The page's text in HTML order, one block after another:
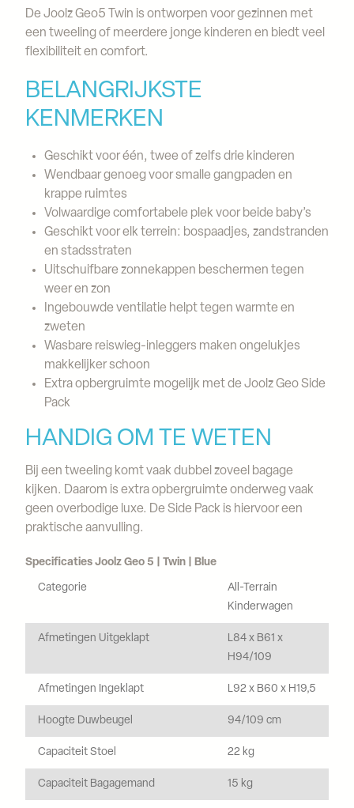
De Joolz Geo5 Twin is ontworpen voor gezinnen met
een tweeling of meerdere jonge kinderen en biedt veel
flexibiliteit en comfort.
BELANGRIJKSTE
KENMERKEN
Geschikt voor één, twee of zelfs drie kinderen
Wendbaar genoeg voor smalle gangpaden en
krappe ruimtes
Volwaardige comfortabele plek voor beide baby’s
Geschikt voor elk terrein: bospaadjes, zandstranden
en stadsstraten
Uitschuifbare zonnekappen beschermen tegen
weer en zon
Ingebouwde ventilatie helpt tegen warmte en
zweten
Wasbare reiswieg-inleggers maken ongelukjes
makkelijker schoon
Extra opbergruimte mogelijk met de Joolz Geo Side
Pack
HANDIG OM TE WETEN
Bij een tweeling komt vaak dubbel zoveel bagage
kijken. Daarom is extra opbergruimte onderweg vaak
geen overbodige luxe. De Side Pack is hiervoor een
praktische aanvulling.
Specificaties Joolz Geo 5 | Twin | Blue
Categorie
All-Terrain
Kinderwagen
Afmetingen Uitgeklapt
L84 x B61 x
H94/109
Afmetingen Ingeklapt L92 x B60 x H19,5
Hoogte Duwbeugel 94/109 cm
Capaciteit Stoel 22 kg
Capaciteit Bagagemand 15 kg